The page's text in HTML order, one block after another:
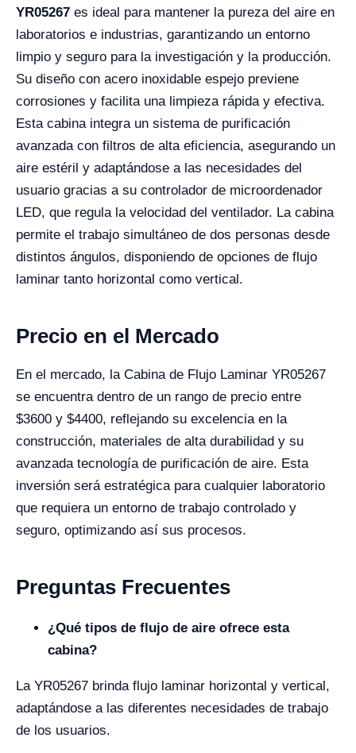
YR05267 es ideal para mantener la pureza del aire en
laboratorios e industrias, garantizando un entorno
limpio y seguro para la investigación y la producción.
Su diseño con acero inoxidable espejo previene
corrosiones y facilita una limpieza rápida y efectiva.
Esta cabina integra un sistema de purificación
avanzada con filtros de alta eficiencia, asegurando un
aire estéril y adaptándose a las necesidades del
usuario gracias a su controlador de microordenador
LED, que regula la velocidad del ventilador. La cabina
permite el trabajo simultáneo de dos personas desde
distintos ángulos, disponiendo de opciones de flujo
laminar tanto horizontal como vertical.
Precio en el Mercado
En el mercado, la Cabina de Flujo Laminar YR05267
se encuentra dentro de un rango de precio entre
$3600 y $4400, reflejando su excelencia en la
construcción, materiales de alta durabilidad y su
avanzada tecnología de purificación de aire. Esta
inversión será estratégica para cualquier laboratorio
que requiera un entorno de trabajo controlado y
seguro, optimizando así sus procesos.
Preguntas Frecuentes
¿Qué tipos de flujo de aire ofrece esta
cabina?
La YR05267 brinda flujo laminar horizontal y vertical,
adaptándose a las diferentes necesidades de trabajo
de los usuarios.